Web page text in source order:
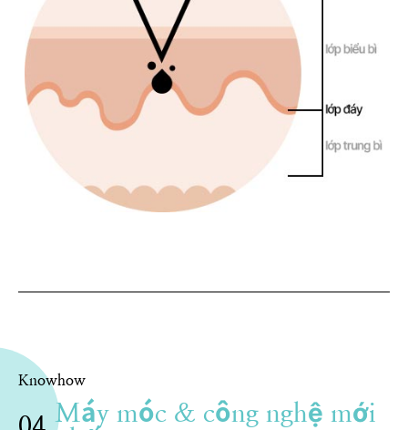
Knowhow
Máy móc & công nghệ mới